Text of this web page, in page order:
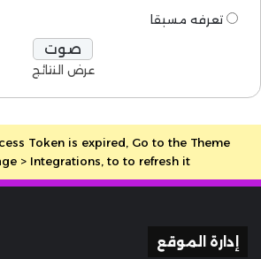
تعرفه مسبقا
عرض النتائج
Token is expired, Go to the Theme
> Integrations, to to refresh it.
إدارة الموقع